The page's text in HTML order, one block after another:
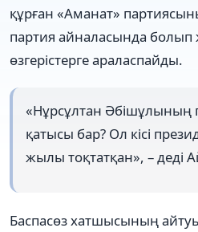
құрған «Аманат»
партия айналасында болып
өзгерістерге араласпайды.
«Нұрсұлтан Әбішұлының
қатысы бар? Ол кісі
жылы тоқтатқан», – деді
Баспасөз хатшысының